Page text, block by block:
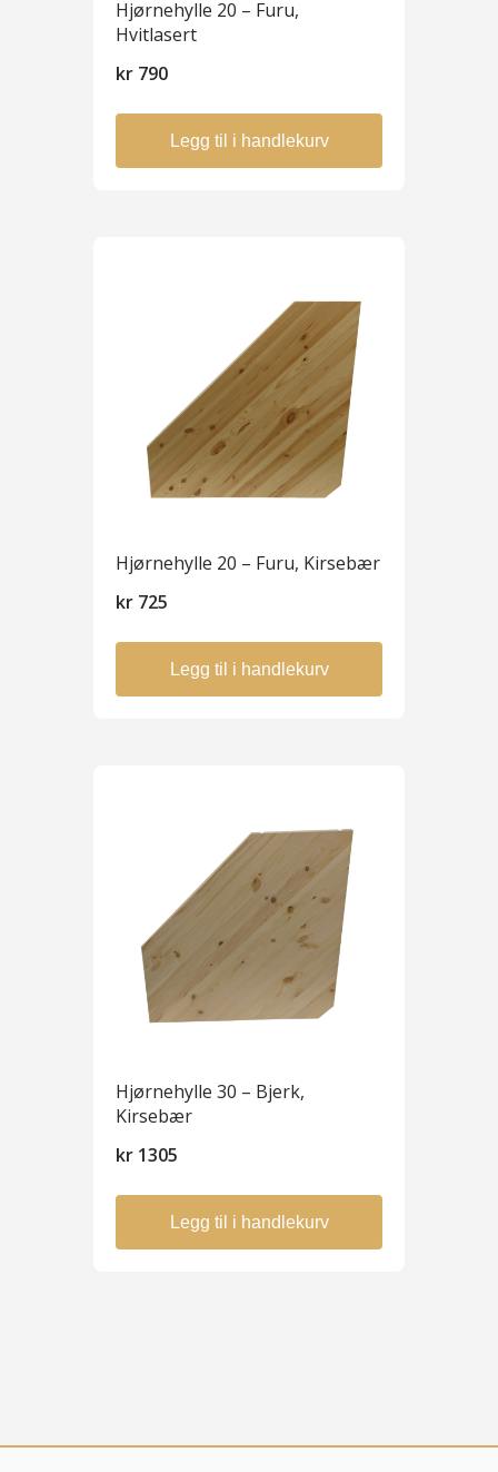
Hjørnehylle 20 – Furu,
Hvitlasert
kr 790
Legg til i handlekurv
Hjørnehylle 20 – Furu, Kirsebær
kr 725
Legg til i handlekurv
Hjørnehylle 30 – Bjerk,
Kirsebær
kr 1305
Legg til i handlekurv